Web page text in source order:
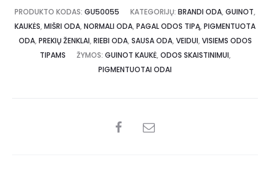
PRODUKTO KODAS: GU50055 KATEGORIJŲ: BRANDI ODA, GUINOT,
KAUKĖS, MIŠRI ODA, NORMALI ODA, PAGAL ODOS TIPĄ, PIGMENTUOTA
ODA, PREKIŲ ŽENKLAI, RIEBI ODA, SAUSA ODA, VEIDUI, VISIEMS ODOS
TIPAMS
ŽYMOS: GUINOT KAUKĖ, ODOS SKAISTINIMUI,
PIGMENTUOTAI ODAI